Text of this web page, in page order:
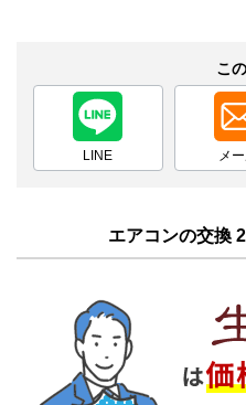
こ
LINE メ
エアコンの交換